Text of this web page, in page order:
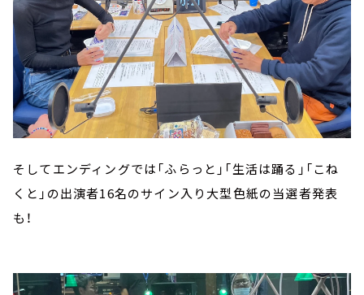
そしてエンディングでは「ふらっと」「生活は踊る」「こね
くと」の出演者16名のサイン入り大型色紙の当選者発表
も！